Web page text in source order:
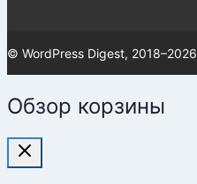
© WordPress Digest, 2018–2026
Обзор корзины